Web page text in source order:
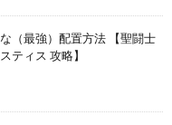
（最強）配置方法 【聖闘士
ティス 攻略】